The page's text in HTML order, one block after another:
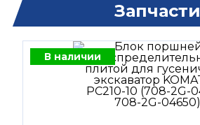
Запчасти
В наличии